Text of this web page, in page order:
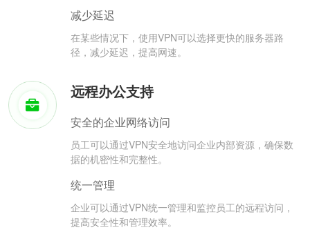
减少延迟
在某些情况下，使用VPN可以选择更快的服务器路
径，减少延迟，提高网速。
远程办公支持
安全的企业网络访问
员工可以通过VPN安全地访问企业内部资源，确保数
据的机密性和完整性。
统一管理
企业可以通过VPN统一管理和监控员工的远程访问，
提高安全性和管理效率。